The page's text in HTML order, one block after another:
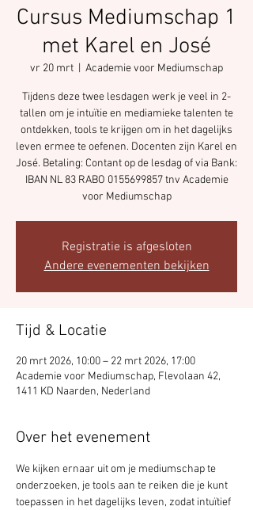
Cursus Mediumschap 1
met Karel en José
vr 20 mrt Academie voor Mediumschap
Tijdens deze twee lesdagen werk je veel in 2-
tallen om je intuïtie en mediamieke talenten te
ontdekken, tools te krijgen om in het dagelijks
leven ermee te oefenen. Docenten zijn Karel en
José. Betaling: Contant op de lesdag of via Bank:
IBAN NL 83 RABO 0155699857 tnv Academie
voor Mediumschap
Registratie is afgesloten
Andere evenementen bekijken
Tijd & Locatie
20 mrt 2026, 10:00 – 22 mrt 2026, 17:00
Academie voor Mediumschap, Flevolaan 42,
1411 KD Naarden, Nederland
Over het evenement
We kijken ernaar uit om je mediumschap te
onderzoeken, je tools aan te reiken die je kunt
toepassen in het dagelijks leven, zodat intuïtief